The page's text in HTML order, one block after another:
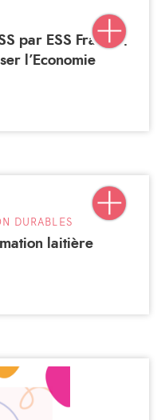
par ESS France :
l’Economie
DURABLES
laitière